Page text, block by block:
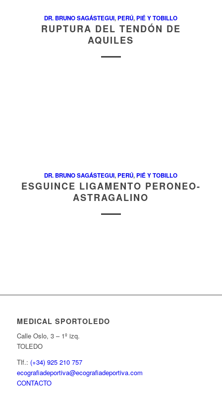
DR. BRUNO SAGÁSTEGUI,PERÚ,PIÉ Y TOBILLO
RUPTURA DEL TENDÓN DE
AQUILES
DR. BRUNO SAGÁSTEGUI,PERÚ,PIÉ Y TOBILLO
ESGUINCE LIGAMENTO PERONEO-
ASTRAGALINO
MEDICAL SPORTOLEDO
Calle Oslo, 3 – 1º izq.
TOLEDO
Tlf.: (+34) 925 210 757
ecografiadeportiva@ecografiadeportiva.com
CONTACTO